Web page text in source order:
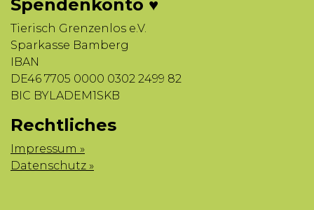
Spendenkonto ♥
Tierisch Grenzenlos e.V.
Sparkasse Bamberg
IBAN
DE46 7705 0000 0302 2499 82
BIC BYLADEM1SKB
Rechtliches
Impressum »
Datenschutz »